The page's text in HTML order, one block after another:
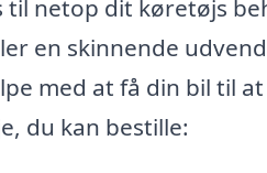
netop dit køretøjs
en skinnende
med at få din bil til
du kan bestille: